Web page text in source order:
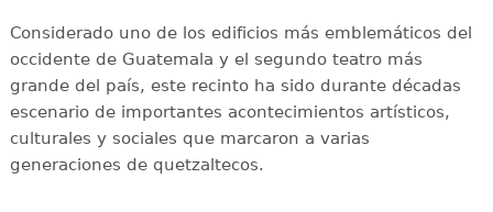
Considerado uno de los edificios más emblemáticos del
occidente de Guatemala y el segundo teatro más
grande del país, este recinto ha sido durante décadas
escenario de importantes acontecimientos artísticos,
culturales y sociales que marcaron a varias
generaciones de quetzaltecos.